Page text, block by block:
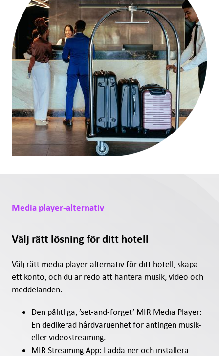
Media player-alternativ
Välj rätt lösning för ditt hotell
Välj rätt media player-alternativ för ditt hotell, skapa
ett konto, och du är redo att hantera musik, video och
meddelanden.
Den pålitliga, ’set-and-forget’ MIR Media Player:
En dedikerad hårdvaruenhet för antingen musik-
eller videostreaming.
MIR Streaming App: Ladda ner och installera